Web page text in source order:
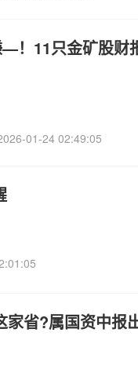
！11只金矿股财
01-24 02:49:05
家省?属国资中报